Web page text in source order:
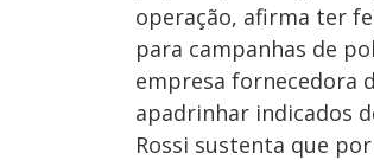
operação, afirma ter
para campanhas de
empresa fornecedora
apadrinhar indicados
Rossi sustenta que